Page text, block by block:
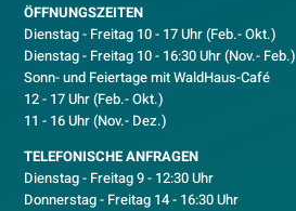
ÖFFNUNGSZEITEN
Dienstag - Freitag 10 - 17 Uhr (Feb.- Okt.)
Dienstag - Freitag 10 - 16:30 Uhr (Nov.- Feb.)
Sonn- und Feiertage mit WaldHaus-Café
12 - 17 Uhr (Feb.- Okt.)
11 - 16 Uhr (Nov.- Dez.)
TELEFONISCHE ANFRAGEN
Dienstag - Freitag 9 - 12:30 Uhr
Donnerstag - Freitag 14 - 16:30 Uhr